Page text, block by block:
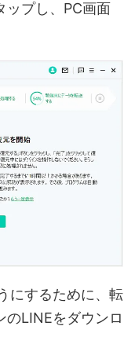
ップし、PC画面
にするために、転
のLINEをダウンロ